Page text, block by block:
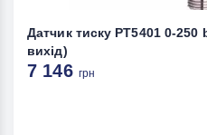
Датчик тиску PT5401 0-250
вихід)
7 146 грн